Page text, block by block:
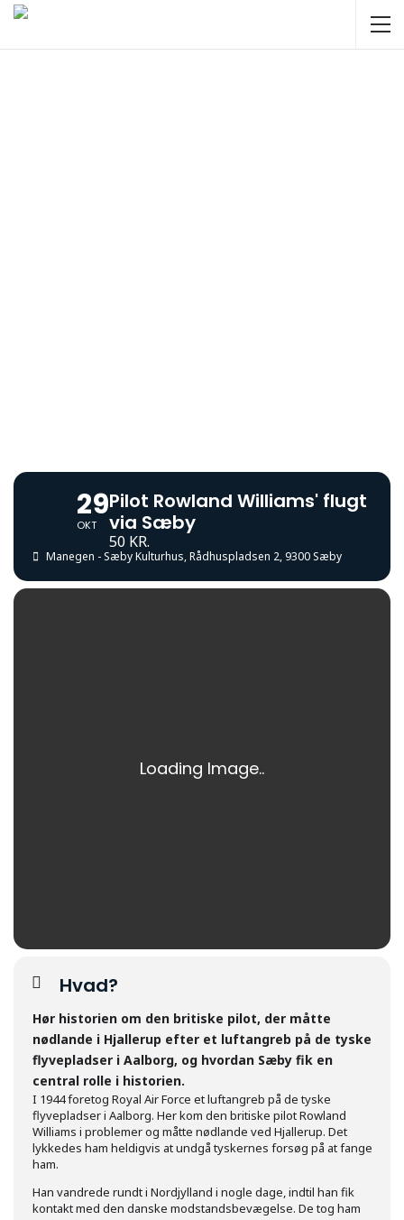
29
OKT
Pilot Rowland Williams' flugt
via Sæby
50 KR.
Manegen - Sæby Kulturhus, Rådhuspladsen 2, 9300 Sæby
Hvad?
Hør historien om den britiske pilot, der måtte
nødlande i Hjallerup efter et luftangreb på de tyske
flyvepladser i Aalborg, og hvordan Sæby fik en
central rolle i historien.
I 1944 foretog Royal Air Force et luftangreb på de tyske
flyvepladser i Aalborg. Her kom den britiske pilot Rowland
Williams i problemer og måtte nødlande ved Hjallerup. Det
lykkedes ham heldigvis at undgå tyskernes forsøg på at fange
ham.
Han vandrede rundt i Nordjylland i nogle dage, indtil han fik
kontakt med den danske modstandsbevægelse. De tog ham